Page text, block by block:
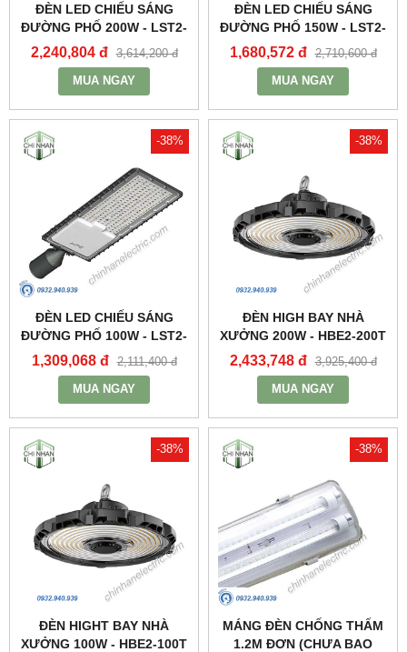
ĐÈN LED CHIẾU SÁNG
ĐƯỜNG PHỐ 200W - LST2-
200 - MPE
2,240,804 đ 3,614,200 đ
MUA NGAY
ĐÈN LED CHIẾU SÁNG
ĐƯỜNG PHỐ 150W - LST2-
150 - MPE
1,680,572 đ 2,710,600 đ
MUA NGAY
-38%
ĐÈN LED CHIẾU SÁNG
ĐƯỜNG PHỐ 100W - LST2-
100 - MPE
1,309,068 đ 2,111,400 đ
MUA NGAY
-38%
ĐÈN HIGH BAY NHÀ
XƯỞNG 200W - HBE2-200T
- MPE
2,433,748 đ 3,925,400 đ
MUA NGAY
-38%
ĐÈN HIGHT BAY NHÀ
XƯỞNG 100W - HBE2-100T
-38%
MÁNG ĐÈN CHỐNG THẤM
1.2M ĐƠN (CHƯA BAO